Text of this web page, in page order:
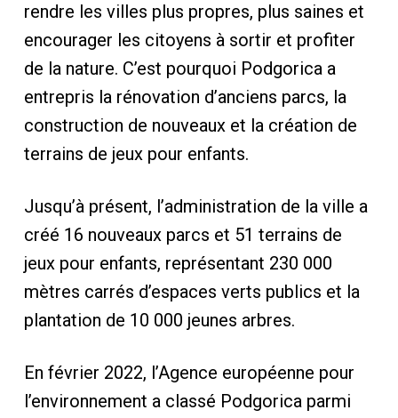
rendre les villes plus propres, plus saines et
encourager les citoyens à sortir et profiter
de la nature. C’est pourquoi Podgorica a
entrepris la rénovation d’anciens parcs, la
construction de nouveaux et la création de
terrains de jeux pour enfants.
Jusqu’à présent, l’administration de la ville a
créé 16 nouveaux parcs et 51 terrains de
jeux pour enfants, représentant 230 000
mètres carrés d’espaces verts publics et la
plantation de 10 000 jeunes arbres.
En février 2022, l’Agence européenne pour
l’environnement a classé Podgorica parmi